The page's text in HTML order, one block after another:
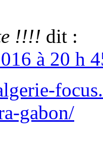
!!!! dit :
à 20 h
gabon/